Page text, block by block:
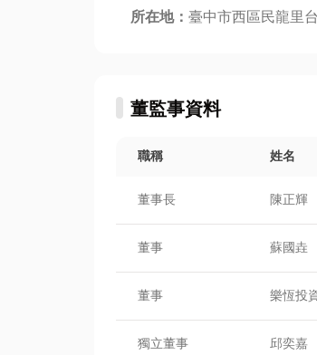
所在地： 臺中市西區民龍里
董監事資料
職稱 姓名
董事長 陳正輝
董事 蘇國垚
董事 樂恆投
獨立董事 邱奕嘉